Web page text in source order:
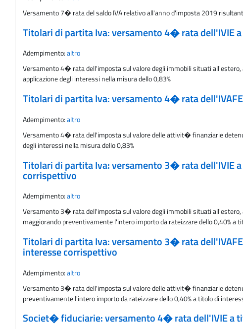
Versamento 7� rata del saldo IVA relativo all'anno d'imposta 2019
Titolari di partita Iva: versamento 4� rata dell'IVIE
Adempimento:altro
Versamento 4� rata dell'imposta sul valore degli immobili situati
applicazione degli interessi nella misura dello 0,83%
Titolari di partita Iva: versamento 4� rata
Adempimento:altro
Versamento 4� rata dell'imposta sul valore delle attivit� finanziarie
degli interessi nella misura dello 0,83%
Titolari di partita Iva: versamento 3� rata dell'IVIE
corrispettivo
Adempimento:altro
Versamento 3� rata dell'imposta sul valore degli immobili situati
maggiorando preventivamente l'intero importo da rateizzare dello 0,40% a
Titolari di partita Iva: versamento 3� rata
interesse corrispettivo
Adempimento:altro
Versamento 3� rata dell'imposta sul valore delle attivit� finanziarie
preventivamente l'intero importo da rateizzare dello 0,40% a titolo di
Societ� fiduciarie: versamento 4� rata dell'IVIE a